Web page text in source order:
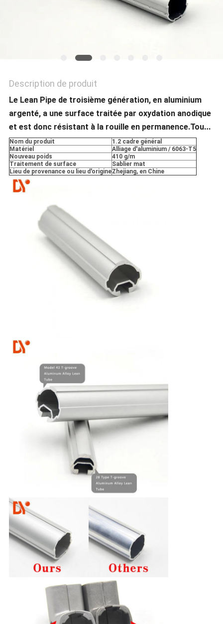
POLICY
Description de produit
Le Lean Pipe de troisième génération, en aluminium
argenté, a une surface traitée par oxydation anodique
et est donc résistant à la rouille en permanence.Tous
les connecteurs et les fixations pour ces tuyaux ont
été beaucoup améliorés et sont maintenant très
avancésIls sont fabriqués par coulée sous pression
d'aluminium qui est plus dur et plus fort.
Caractéristiques particulières:Le Lean Pipe de
troisième génération, fabriqué en aluminium argenté,
a une surface traitée par oxydation anodique et est
donc résistant à la rouille en permanence.Tous les
connecteurs et les fixations pour ces tuyaux ont été
beaucoup améliorés et sont maintenant très
avancésIls sont fabriqués par coulée sous pression
d'aluminium qui est plus dur et plus fort.
Nom du produit
1.2 cadre général
Matériel
Alliage d'aluminium / 6063-T5
Nouveau poids
410 g/m
Traitement de surface
Sablier mat
Lieu de provenance ou lieu d'origineZhejiang, en Chine